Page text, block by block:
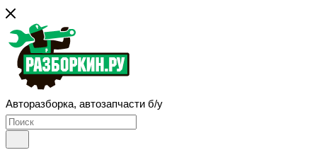
Авторазборка, автозапчасти б/у